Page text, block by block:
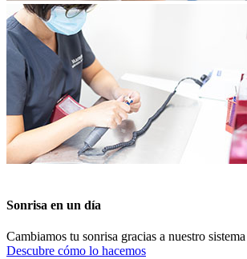
Sonrisa en un día
Cambiamos tu sonrisa gracias a nuestro
Descubre cómo lo hacemos